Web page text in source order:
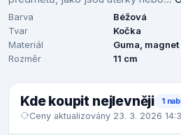
Barva
Béžová
Tvar
Kočka
Materiál
Guma, magnet
Rozměr
11 cm
Kde koupit nejlevněji 1
Ceny aktualizovány 23. 3. 2026